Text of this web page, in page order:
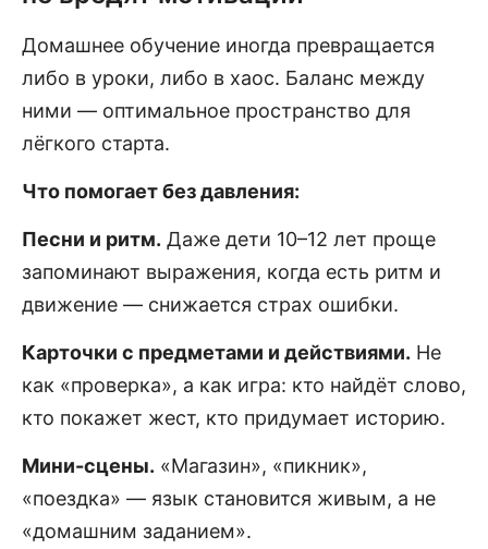
Домашнее обучение иногда превращается
либо в уроки, либо в хаос. Баланс между
ними — оптимальное пространство для
лёгкого старта.
Что помогает без давления:
Песни и ритм. Даже дети 10–12 лет проще
запоминают выражения, когда есть ритм и
движение — снижается страх ошибки.
Карточки с предметами и действиями. Не
как «проверка», а как игра: кто найдёт слово,
кто покажет жест, кто придумает историю.
Мини-сцены. «Магазин», «пикник»,
«поездка» — язык становится живым, а не
«домашним заданием».